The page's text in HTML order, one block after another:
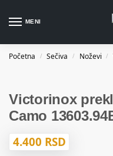
MENI
Početna / Sečiva / Noževi /
Victorinox
Camo
4.400 RSD